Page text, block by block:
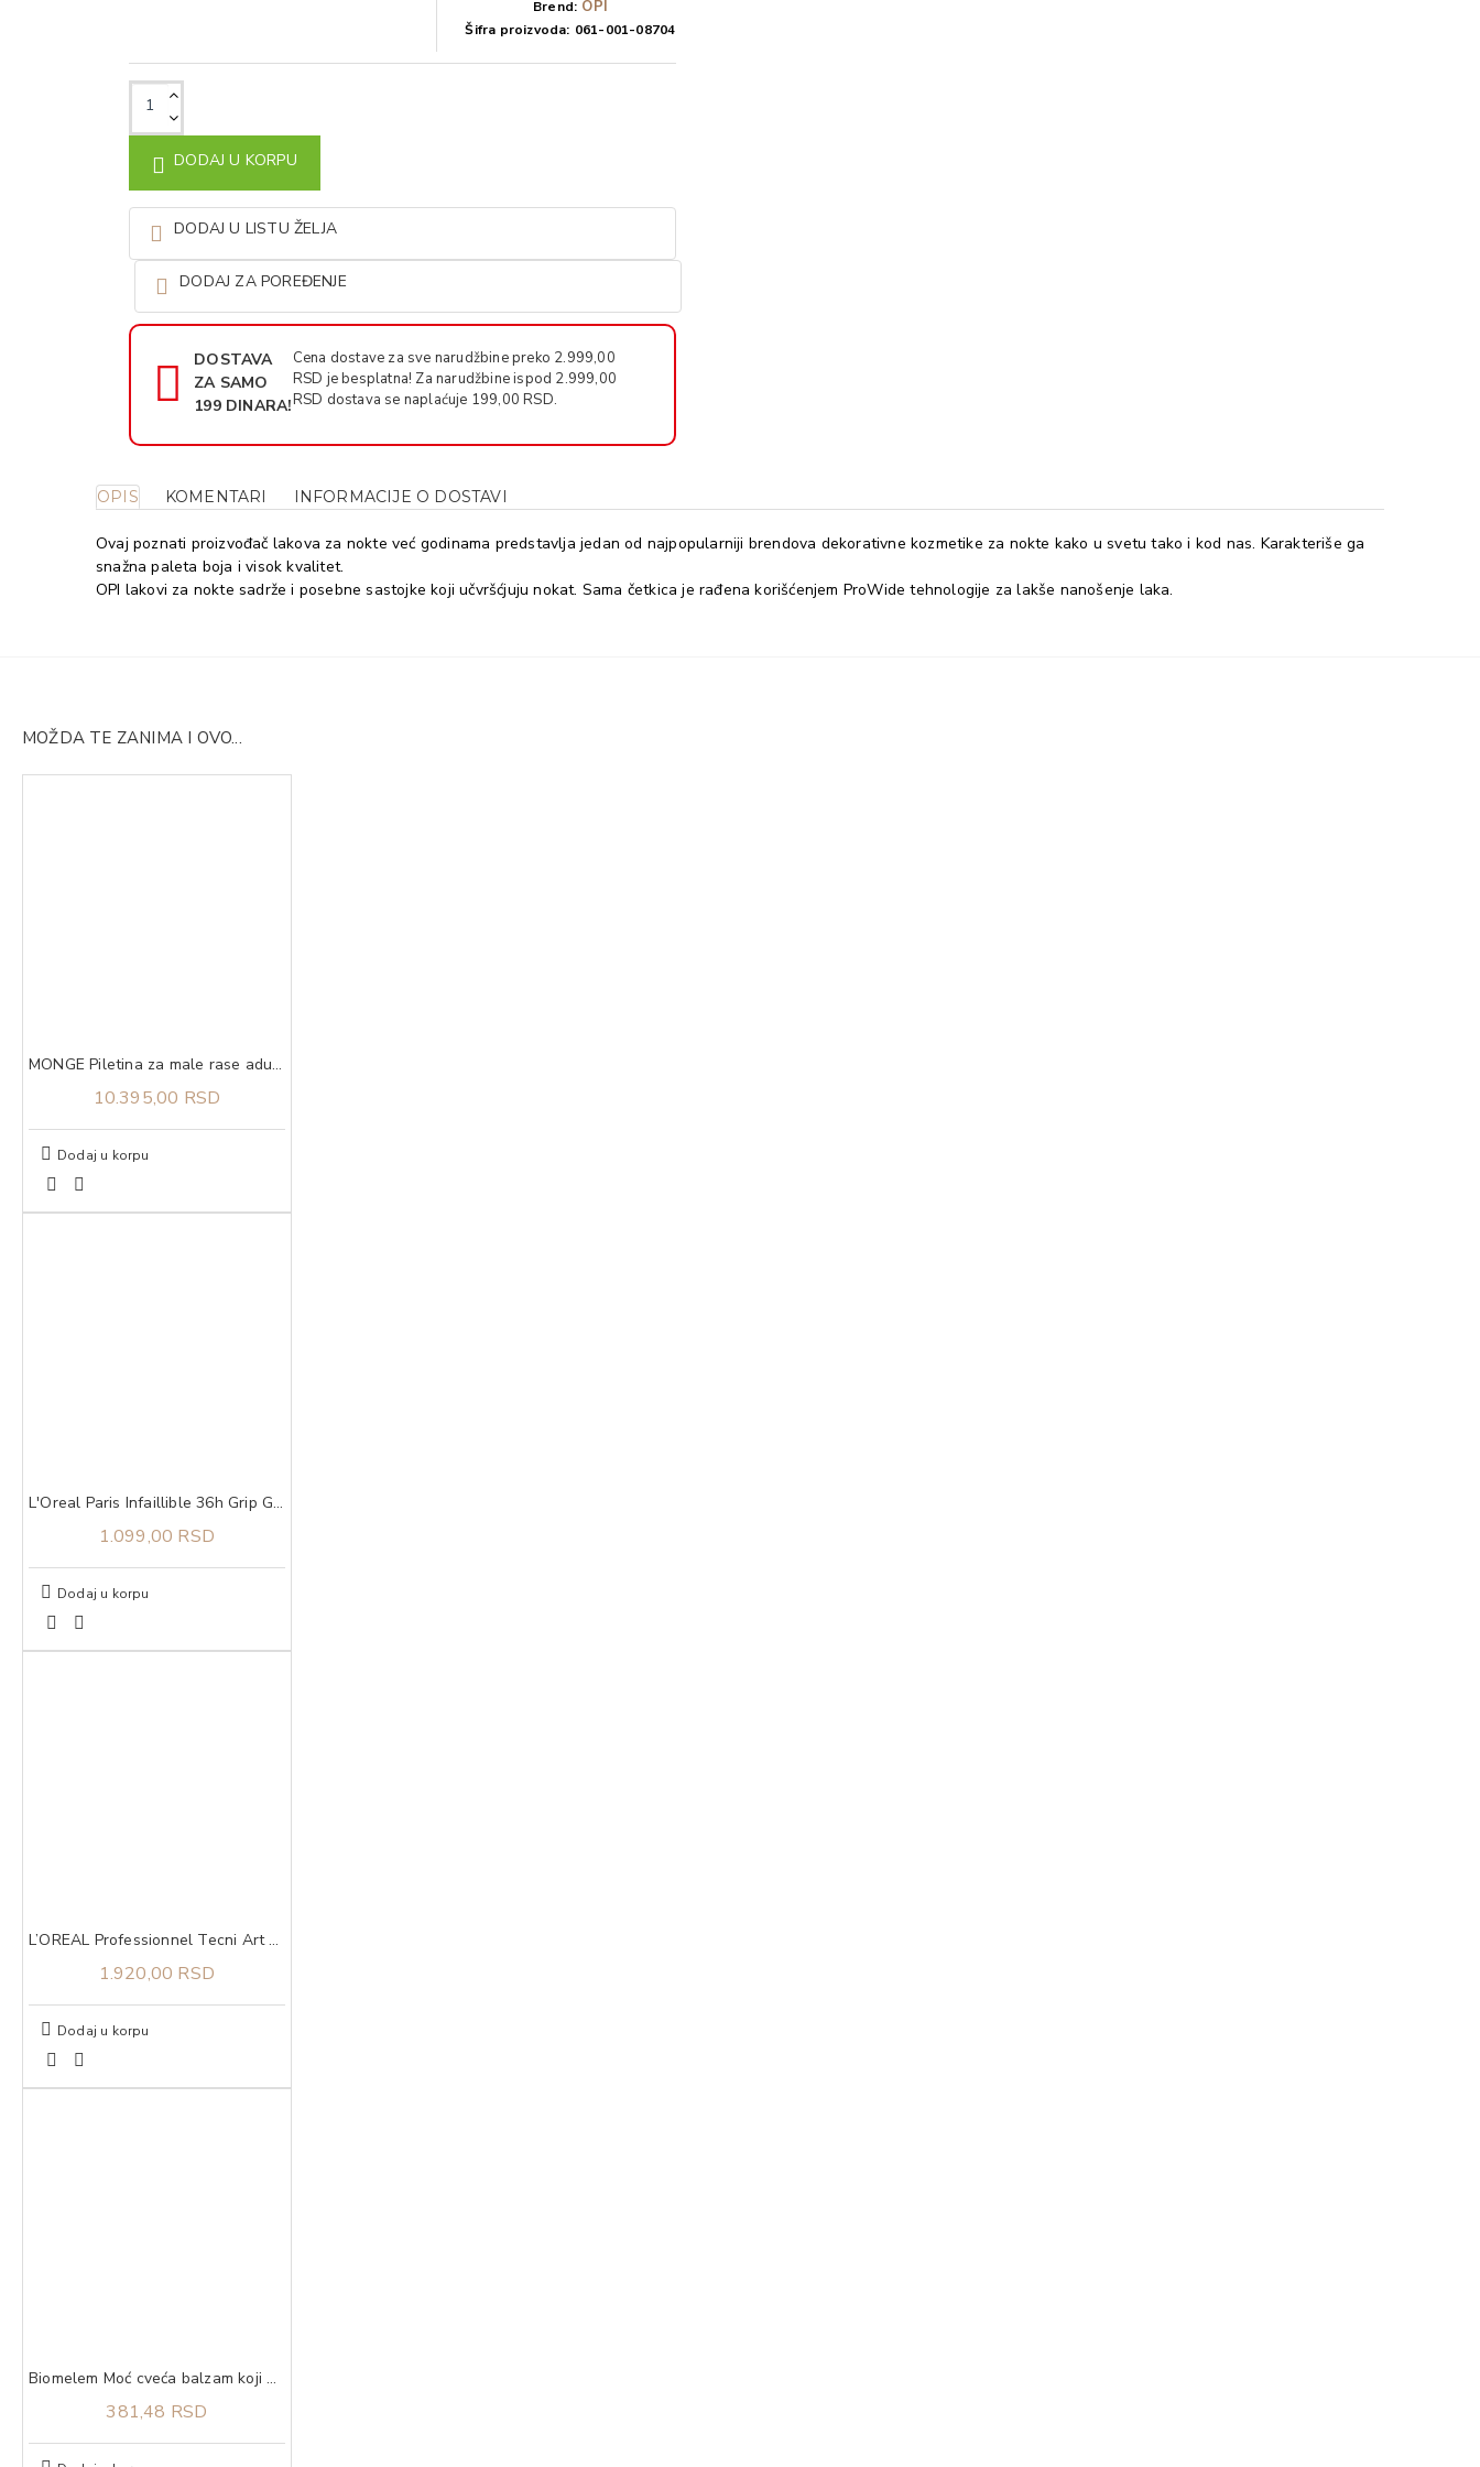
Brend: OPI
Šifra proizvoda: 061-001-08704
DODAJ U KORPU
DODAJ U LISTU ŽELJA
DODAJ ZA POREĐENJE
DOSTAVA
ZA SAMO
199 DINARA!
Cena dostave za sve narudžbine preko 2.999,00
RSD je besplatna! Za narudžbine ispod 2.999,00
RSD dostava se naplaćuje 199,00 RSD.
OPIS KOMENTARI INFORMACIJE O DOSTAVI
Ovaj poznati proizvođač lakova za nokte već godinama predstavlja jedan od najpopularniji brendova dekorativne kozmetike za nokte kako u svetu tako i kod nas. Karakteriše ga
snažna paleta boja i visok kvalitet.
OPI lakovi za nokte sadrže i posebne sastojke koji učvršćjuju nokat. Sama četkica je rađena korišćenjem ProWide tehnologije za lakše nanošenje laka.
MOŽDA TE ZANIMA I OVO...
MONGE Piletina za male rase adult 7.5kg
10.395,00 RSD
Dodaj u korpu
L'Oreal Paris Infaillible 36h Grip Gel Automatic Eyeliner Taupe Grey
1.099,00 RSD
Dodaj u korpu
L’OREAL Professionnel Tecni Art Constructor termo aktivni sprej 150ml
1.920,00 RSD
Dodaj u korpu
Biomelem Moć cveća balzam koji hidrira i umiruje 222 ml
381,48 RSD